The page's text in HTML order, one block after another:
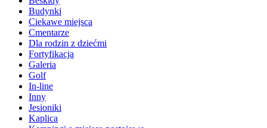
Budynki
Ciekawe miejsca
Cmentarze
Dla rodzin z dziećmi
Fortyfikacja
Galeria
Golf
In-line
Inny
Jesioniki
Kaplica